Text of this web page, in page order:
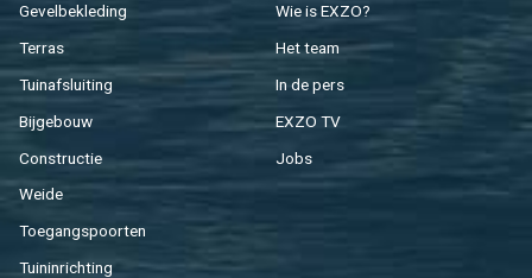
Ge­vel­be­kle­ding
Ter­ras
Tuin­af­slui­ting
Bij­ge­bouw
Con­struc­tie
Weide
Toe­gangs­poor­ten
Tuin­in­rich­ting
Wie is EXZO?
Het team
In de pers
EXZO TV
Jobs